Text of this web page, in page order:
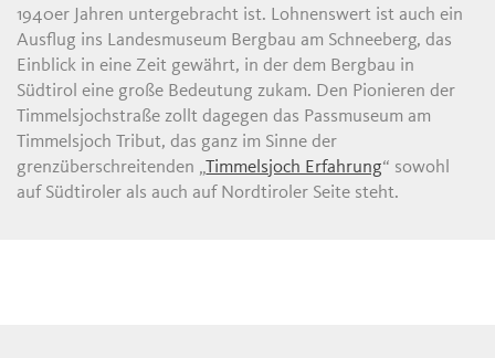
1940er Jahren untergebracht ist. Lohnenswert ist auch ein
Ausflug ins Landesmuseum Bergbau am Schneeberg, das
Einblick in eine Zeit gewährt, in der dem Bergbau in
Südtirol eine große Bedeutung zukam. Den Pionieren der
Timmelsjochstraße zollt dagegen das Passmuseum am
Timmelsjoch Tribut, das ganz im Sinne der
grenzüberschreitenden „Timmelsjoch Erfahrung“ sowohl
auf Südtiroler als auch auf Nordtiroler Seite steht.